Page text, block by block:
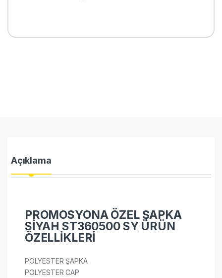
Açıklama
PROMOSYONA ÖZEL ŞAPKA
SİYAH ST360500 SY ÜRÜN
ÖZELLİKLERİ
POLYESTER ŞAPKA
POLYESTER CAP